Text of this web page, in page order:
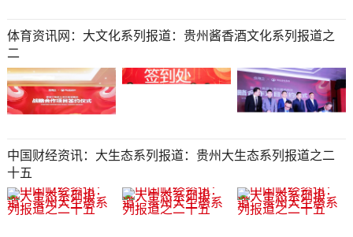
体育资讯网：大文化系列报道：贵州酱香酒文化系列报道之
二
中国财经资讯：大生态系列报道：贵州大生态系列报道之二
十五​​​​​​​​​​​​​​